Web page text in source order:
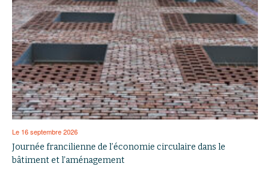
Le 16 septembre 2026
Journée francilienne de l’économie circulaire dans le
bâtiment et l’aménagement